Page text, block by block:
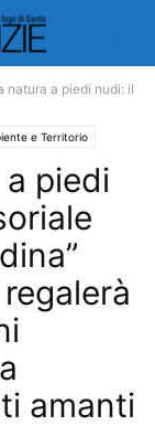
natura a piedi nudi: il
e Territorio
piedi
amanti